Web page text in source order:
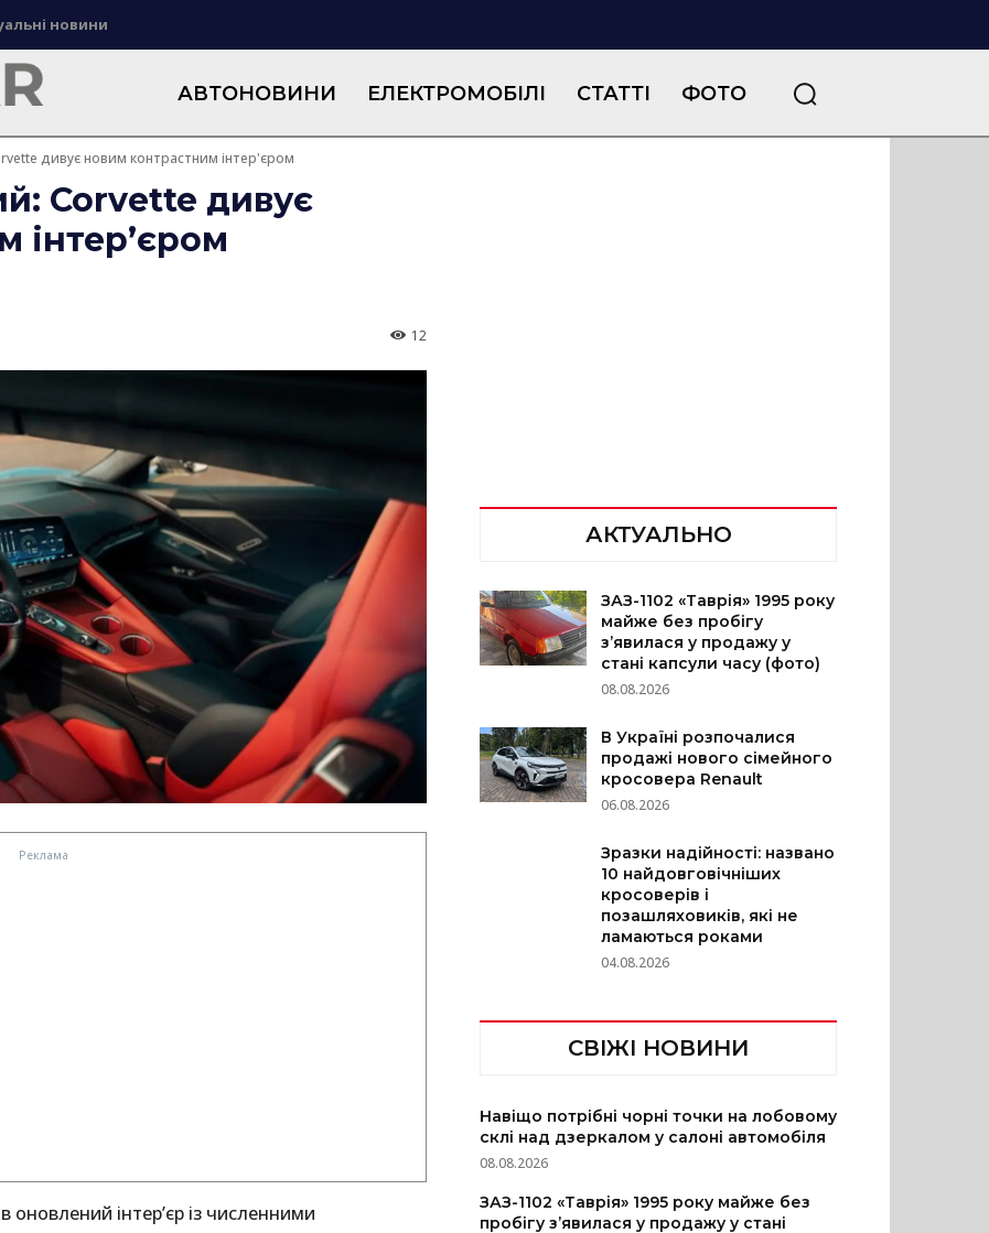
новини
АВТОНОВИНИ ЕЛЕКТРОМОБІЛІ СТАТТІ ФОТО
дивує новим контрастним інтер'єром
Corvette дивує
інтер’єром
12
інтер’єр із численними
АКТУАЛЬНО
ЗАЗ-1102 «Таврія» 1995 року
майже без пробігу
з’явилася у продажу у
стані капсули часу (фото)
08.08.2026
В Україні розпочалися
продажі нового сімейного
кросовера Renault
06.08.2026
Зразки надійності: названо
10 найдовговічніших
кросоверів і
позашляховиків, які не
ламаються роками
04.08.2026
СВІЖІ НОВИНИ
Навіщо потрібні чорні точки на лобовому
склі над дзеркалом у салоні автомобіля
08.08.2026
ЗАЗ-1102 «Таврія» 1995 року майже без
пробігу з’явилася у продажу у стані